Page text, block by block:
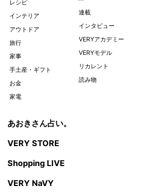
レシピ
インテリア
アウトドア
旅行
家事
手土産・ギフト
お金
家電
連載
インタビュー
VERYアカデミー
VERYモデル
リカレント
読み物
あおきさん占い。
VERY STORE
Shopping LIVE
VERY NaVY